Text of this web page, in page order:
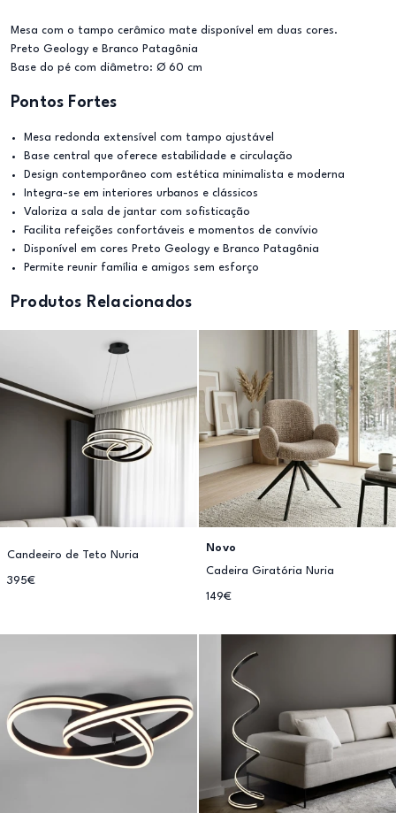
Mesa com o tampo cerâmico mate disponível em duas cores.
Preto Geology e Branco Patagônia
Base do pé com diâmetro: Ø 60 cm
Pontos Fortes
Mesa redonda extensível com tampo ajustável
Base central que oferece estabilidade e circulação
Design contemporâneo com estética minimalista e moderna
Integra-se em interiores urbanos e clássicos
Valoriza a sala de jantar com sofisticação
Facilita refeições confortáveis e momentos de convívio
Disponível em cores Preto Geology e Branco Patagônia
Permite reunir família e amigos sem esforço
Produtos Relacionados
Candeeiro de Teto Nuria
395€
Novo
Cadeira Giratória Nuria
149€